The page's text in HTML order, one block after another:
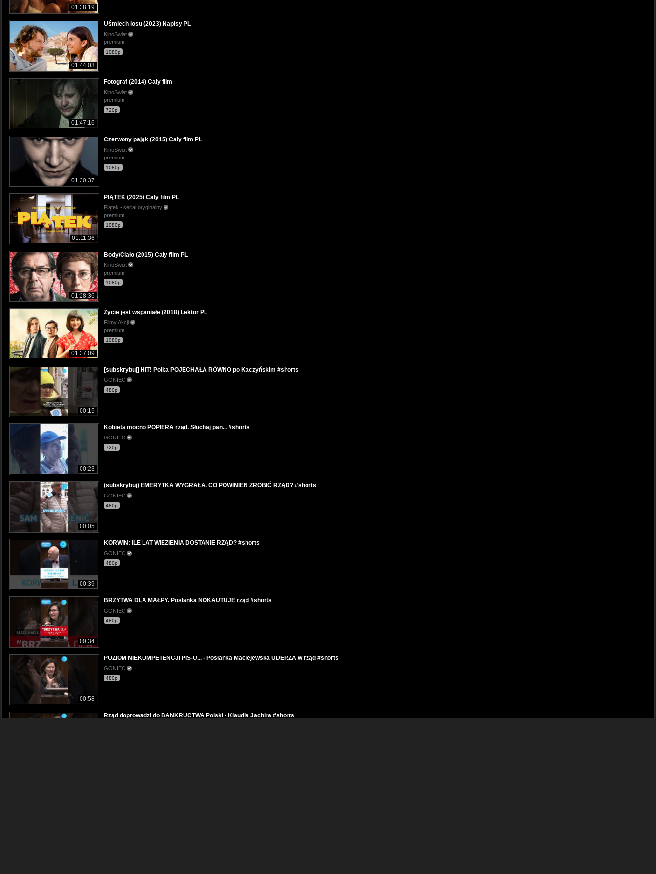
01:38:19
01:44:03
Uśmiech losu (2023) Napisy PL
KinoSwiat
premium
1080p
01:47:16
Fotograf (2014) Cały film
KinoSwiat
premium
720p
01:30:37
Czerwony pająk (2015) Cały film PL
KinoSwiat
premium
1080p
01:11:36
PIĄTEK (2025) Cały film PL
Piątek - serial oryginalny
premium
1080p
01:28:36
Body/Ciało (2015) Cały film PL
KinoSwiat
premium
1080p
01:37:09
Życie jest wspaniałe (2018) Lektor PL
Filmy Akcji
premium
1080p
00:15
[subskrybuj] HIT! Polka POJECHAŁA RÓWNO po Kaczyńskim #shorts
GONIEC
480p
00:23
Kobieta mocno POPIERA rząd. Słuchaj pan... #shorts
GONIEC
720p
00:05
(subskrybuj) EMERYTKA WYGRAŁA. CO POWINIEN ZROBIĆ RZĄD? #shorts
GONIEC
480p
00:39
KORWIN: ILE LAT WIĘZIENIA DOSTANIE RZĄD? #shorts
GONIEC
480p
00:34
BRZYTWA DLA MAŁPY. Posłanka NOKAUTUJE rząd #shorts
GONIEC
480p
00:58
POZIOM NIEKOMPETENCJI PIS-U... - Posłanka Maciejewska UDERZA w rząd #shorts
GONIEC
480p
Rząd doprowadzi do BANKRUCTWA Polski - Klaudia Jachira #shorts